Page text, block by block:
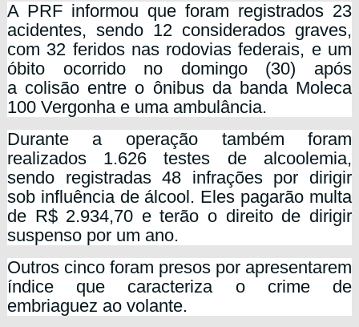
A PRF informou que foram registrados 23
acidentes, sendo 12 considerados graves,
com 32 feridos nas rodovias federais, e um
óbito ocorrido no domingo (30) após
a colisão entre o ônibus da banda Moleca
100 Vergonha e uma ambulância.
Durante a operação também foram
realizados 1.626 testes de alcoolemia,
sendo registradas 48 infrações por dirigir
sob influência de álcool. Eles pagarão multa
de R$ 2.934,70 e terão o direito de dirigir
suspenso por um ano.
Outros cinco foram presos por apresentarem
índice que caracteriza o crime de
embriaguez ao volante.